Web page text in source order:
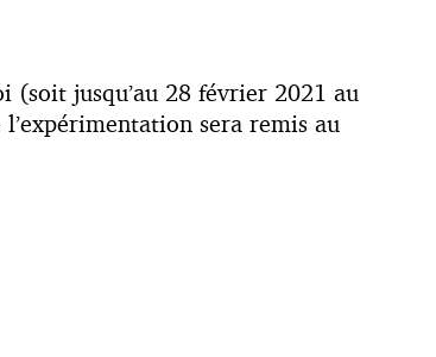
(soit jusqu’au 28 février 2021 au
sera remis au